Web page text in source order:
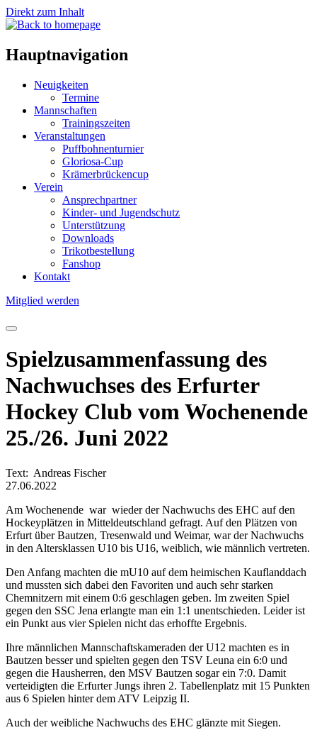
Direkt zum Inhalt
Hauptnavigation
Neuigkeiten
Termine
Mannschaften
Trainingszeiten
Veranstaltungen
Puffbohnenturnier
Gloriosa-Cup
Krämerbrückencup
Verein
Ansprechpartner
Kinder- und Jugendschutz
Unterstützung
Downloads
Trikotbestellung
Fanshop
Kontakt
Mitglied werden
Spielzusammenfassung des
Nachwuchses des Erfurter
Hockey Club vom Wochenende
25./26. Juni 2022
Text: Andreas Fischer
27.06.2022
Am Wochenende war wieder der Nachwuchs des EHC auf den
Hockeyplätzen in Mitteldeutschland gefragt. Auf den Plätzen von
Erfurt über Bautzen, Tresenwald und Weimar, war der Nachwuchs
in den Altersklassen U10 bis U16, weiblich, wie männlich vertreten.
Den Anfang machten die mU10 auf dem heimischen Kauflanddach
und mussten sich dabei den Favoriten und auch sehr starken
Chemnitzern mit einem 0:6 geschlagen geben. Im zweiten Spiel
gegen den SSC Jena erlangte man ein 1:1 unentschieden. Leider ist
ein Punkt aus vier Spielen nicht das erhoffte Ergebnis.
Ihre männlichen Mannschaftskameraden der U12 machten es in
Bautzen besser und spielten gegen den TSV Leuna ein 6:0 und
gegen die Hausherren, den MSV Bautzen sogar ein 7:0. Damit
verteidigten die Erfurter Jungs ihren 2. Tabellenplatz mit 15 Punkten
aus 6 Spielen hinter dem ATV Leipzig II.
Auch der weibliche Nachwuchs des EHC glänzte mit Siegen.